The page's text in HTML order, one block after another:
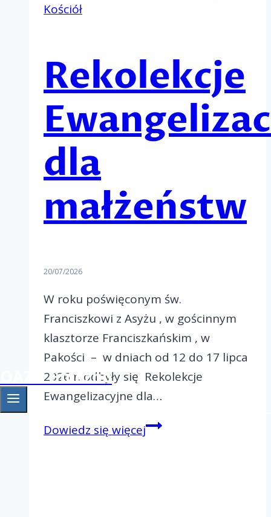
OAZA Gniezno
Kościół
Rekolekcje
dla
małżeństw
20/07/2026
W roku poświęconym św.
Franciszkowi z Asyżu , w gościnnym
klasztorze Franciszkańskim , w
Pakości – w dniach od 12 do 17 lipca
2026 r. odbyły się Rekolekcje
Ewangelizacyjne dla…
Dowiedz się więcejRekolekcje